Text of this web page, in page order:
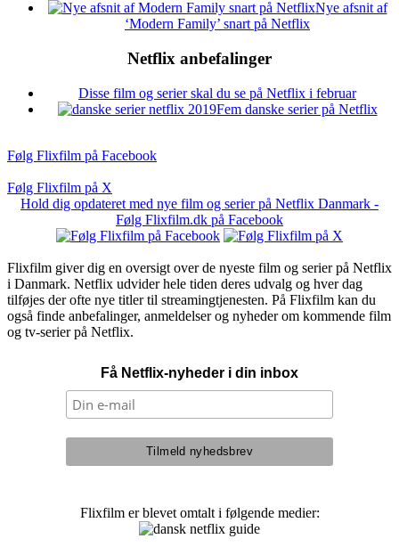
Nye afsnit af
‘Modern Family’ snart på Netflix
Netflix anbefalinger
Disse film og serier skal du se på Netflix i februar
Fem danske serier på Netflix
Følg Flixfilm på Facebook
Følg Flixfilm på X
Hold dig opdateret med nye film og serier på Netflix Danmark -
Følg Flixfilm.dk på Facebook
Flixfilm giver dig en oversigt over de nyeste film og serier på Netflix
i Danmark. Netflix udvider hele tiden deres udvalg og hver dag
tilføjes der ofte nye titler til streamingtjenesten. På Flixfilm kan du
også finde anbefalinger, anmeldelser og nyheder om kommende film
og tv-serier på Netflix.
Få Netflix-nyheder i din inbox
Flixfilm er blevet omtalt i følgende medier: